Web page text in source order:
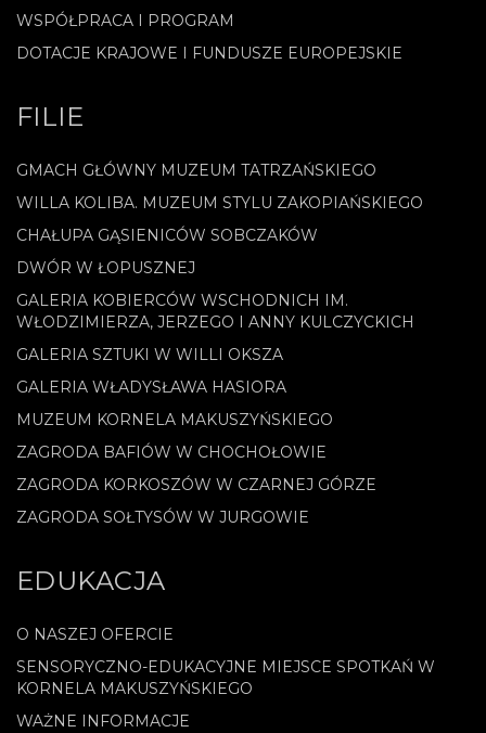
WSPÓŁPRACA I PROGRAM
DOTACJE KRAJOWE I FUNDUSZE EUROPEJSKIE
FILIE
GMACH GŁÓWNY MUZEUM TATRZAŃSKIEGO
WILLA KOLIBA. MUZEUM STYLU ZAKOPIAŃSKIEGO
CHAŁUPA GĄSIENICÓW SOBCZAKÓW
DWÓR W ŁOPUSZNEJ
GALERIA KOBIERCÓW WSCHODNICH IM.
WŁODZIMIERZA, JERZEGO I ANNY KULCZYCKICH
GALERIA SZTUKI W WILLI OKSZA
GALERIA WŁADYSŁAWA HASIORA
MUZEUM KORNELA MAKUSZYŃSKIEGO
ZAGRODA BAFIÓW W CHOCHOŁOWIE
ZAGRODA KORKOSZÓW W CZARNEJ GÓRZE
ZAGRODA SOŁTYSÓW W JURGOWIE
EDUKACJA
O NASZEJ OFERCIE
SENSORYCZNO-EDUKACYJNE MIEJSCE SPOTKAŃ W
KORNELA MAKUSZYŃSKIEGO
WAŻNE INFORMACJE